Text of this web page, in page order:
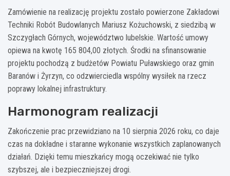
Zamówienie na realizację projektu zostało powierzone Zakładowi
Techniki Robót Budowlanych Mariusz Kożuchowski, z siedzibą w
Szczygłach Górnych, województwo lubelskie. Wartość umowy
opiewa na kwotę 165 804,00 złotych. Środki na sfinansowanie
projektu pochodzą z budżetów Powiatu Puławskiego oraz gmin
Baranów i Żyrzyn, co odzwierciedla wspólny wysiłek na rzecz
poprawy lokalnej infrastruktury.
Harmonogram realizacji
Zakończenie prac przewidziano na 10 sierpnia 2026 roku, co daje
czas na dokładne i staranne wykonanie wszystkich zaplanowanych
działań. Dzięki temu mieszkańcy mogą oczekiwać nie tylko
szybszej, ale i bezpieczniejszej drogi.